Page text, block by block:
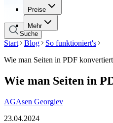
Preise
Mehr
Preise
Suche
Start Blog
So funktioniert's
Wie man Seiten in PDF konvertiert
Wie man Seiten in
AGAsen Georgiev
23.04.2024